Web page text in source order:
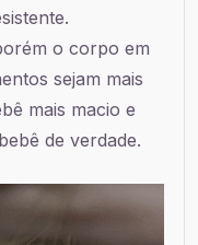
o corpo em
sejam mais
mais macio e
de verdade.